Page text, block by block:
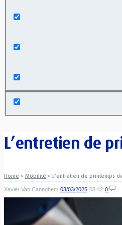
L’entretien de
Home » Mobilité » L’entretien de printemps
Xavier Van Caneghem 03/03/2025 08:42 0